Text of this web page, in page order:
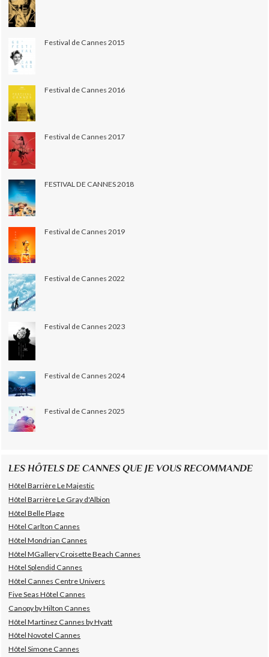
Festival de Cannes 2015
Festival de Cannes 2016
Festival de Cannes 2017
FESTIVAL DE CANNES 2018
Festival de Cannes 2019
Festival de Cannes 2022
Festival de Cannes 2023
Festival de Cannes 2024
Festival de Cannes 2025
LES HÔTELS DE CANNES QUE JE VOUS RECOMMANDE
Hôtel Barrière Le Majestic
Hôtel Barrière Le Gray d'Albion
Hôtel Belle Plage
Hôtel Carlton Cannes
Hôtel Mondrian Cannes
Hôtel MGallery Croisette Beach Cannes
Hôtel Splendid Cannes
Hôtel Cannes Centre Univers
Five Seas Hôtel Cannes
Canopy by Hilton Cannes
Hôtel Martinez Cannes by Hyatt
Hôtel Novotel Cannes
Hôtel Simone Cannes